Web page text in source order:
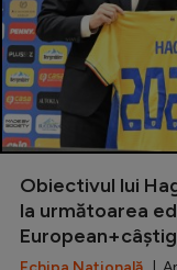
Obiectivul lui
la următoarea